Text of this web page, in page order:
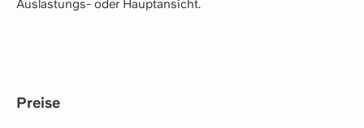
Auslastungs- oder Hauptansicht.
Preise